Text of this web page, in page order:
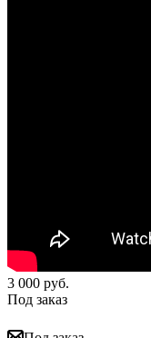
3 000 руб.
Под заказ